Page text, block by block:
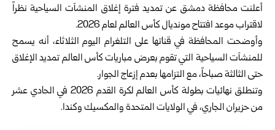
أعلنت محافظة دمشق عن تمديد فترة إغلاق المنشآت السياحية نظراً
لاقتراب موعد افتتاح مونديال كأس العالم لعام 2026.
وأوضحت المحافظة في قناتها على التلغرام اليوم الثلاثاء، أنه يسمح
للمنشآت السياحية التي تقوم بعرض مباريات كأس العالم تمديد الإغلاق
حتى الثالثة صباحاً، مع التزامها بعدم إزعاج الجوار.
وتنطلق نهائيات بطولة كأس العالم لكرة القدم 2026 في الحادي عشر
من حزيران الجاري، في الولايات المتحدة والمكسيك وكندا.